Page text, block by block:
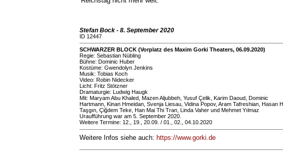
Stefan Bock - 8. September 2020
ID 12447
SCHWARZER BLOCK (Vorplatz des Maxim Gorki Theaters, 06.09.2020)
Regie: Sebastian Nübling
Bühne: Dominic Huber
Kostüme: Gwendolyn Jenkins
Musik: Tobias Koch
Video: Robin Nidecker
Licht: Fritz Stötzner
Dramaturgie: Ludwig Haugk
Mit: Maryam Abu Khaled, Mazen Aljubbeh, Yusuf Çelik, Karim Daoud, Dominic
Hartmann, Kinan Hmeidan, Svenja Liesau, Vidina Popov, Aram Tafreshian, Hasan H.
Taşgın, Çiğdem Teke, Han Mai Thi Tran, Linda Vaher und Mehmet Yılmaz
Uraufführung war am 5. September 2020.
Weitere Termine: 12., 19., 20.09. / 01., 02., 04.10.2020
Weitere Infos siehe auch: https://www.gorki.de